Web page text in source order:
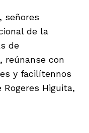
señores
de la
de
reúnanse con
y facilítennos
Rogeres Higuita,